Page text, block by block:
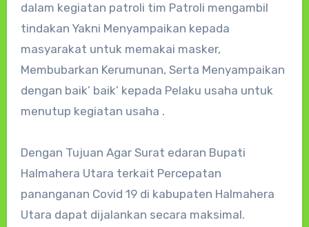
dalam kegiatan patroli tim Patroli mengambil
tindakan Yakni Menyampaikan kepada
masyarakat untuk memakai masker,
Membubarkan Kerumunan, Serta Menyampaikan
dengan baik’ baik’ kepada Pelaku usaha untuk
menutup kegiatan usaha .
Dengan Tujuan Agar Surat edaran Bupati
Halmahera Utara terkait Percepatan
pananganan Covid 19 di kabupaten Halmahera
Utara dapat dijalankan secara maksimal.